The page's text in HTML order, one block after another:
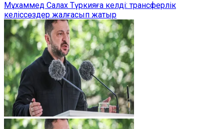
Мұхаммед Салах Түркияға келді: трансферлік
келіссөздер жалғасып жатыр